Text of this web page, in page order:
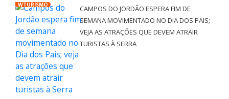
WTURISMO
CAMPOS DO JORDÃO ESPERA FIM DE
SEMANA MOVIMENTADO NO DIA DOS PAIS;
VEJA AS ATRAÇÕES QUE DEVEM ATRAIR
TURISTAS À SERRA